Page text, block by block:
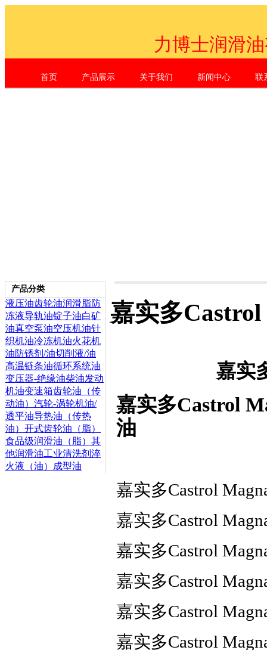
力博士润滑
Shenzhen Li Dr. Industrial Co.,
首页 产品展示 关于我们 新闻中心 联
产品分类
液压油齿轮油润滑脂防
冻液导轨油锭子油白矿
油真空泵油空压机油针
织机油冷冻机油火花机
油防锈剂/油切削液/油
高温链条油循环系统油
变压器-绝缘油柴油发动
机油变速箱齿轮油（传
动油） 汽轮-涡轮机油/
透平油导热油（传热
油） 开式齿轮油（脂）
食品级润滑油（脂） 其
他润滑油工业清洗剂 淬
火液（油）
成型油
嘉实多
嘉实
嘉实多Castrol
油
嘉实多Castrol
嘉实多Castrol
嘉实多Castrol
嘉实多Castrol
嘉实多Castrol
嘉实多Castrol